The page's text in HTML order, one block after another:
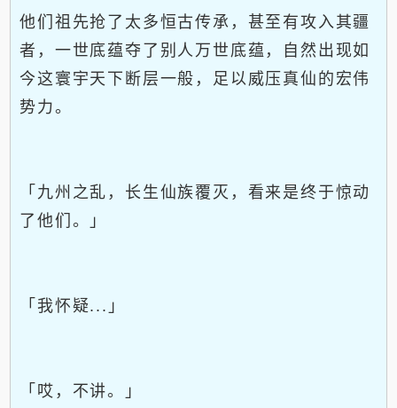
他们祖先抢了太多恒古传承，甚至有攻入其疆
者，一世底蕴夺了别人万世底蕴，自然出现如
今这寰宇天下断层一般，足以威压真仙的宏伟
势力。
「九州之乱，长生仙族覆灭，看来是终于惊动
了他们。」
「我怀疑...」
「哎，不讲。」